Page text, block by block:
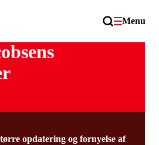
Menu
opdatering og fornyelse af